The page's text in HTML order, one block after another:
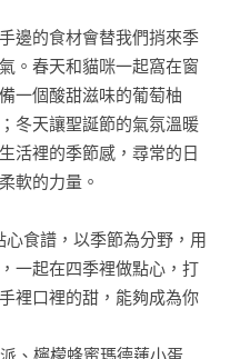
邊的食材會替我們捎來季
。春天和貓咪一起窩在窗
一個酸甜滋味的葡萄柚
冬天讓聖誕節的氣氛溫暖
活裡的季節感，尋常的日
軟的力量。
一起在四季裡做點心，打
裡口裡的甜，能夠成為你
、檸檬蜂蜜瑪德蓮小蛋